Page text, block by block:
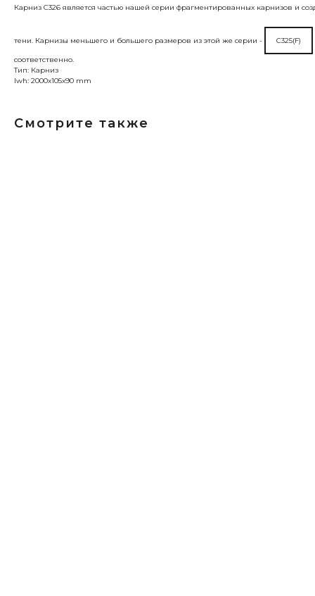
Карниз C326 является частью нашей серии фрагментированных карнизов и
тени. Карнизы меньшего и большего размеров из этой же серии - C325(F)
соответственно.
Тип: Карниз
lwh: 2000x105x90 mm
Смотрите также